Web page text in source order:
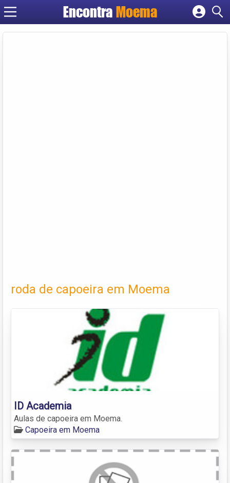
Encontra Moema
roda de capoeira em Moema
ID Academia
Aulas de capoeira em Moema.
Capoeira em Moema